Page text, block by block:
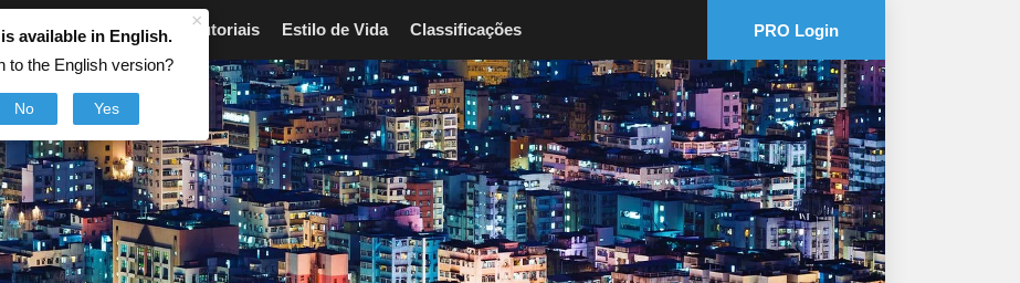
×
available in English.
to the English version?
No Yes
Artigos Breves Tutoriais Estilo de Vida Classificações PRO Login